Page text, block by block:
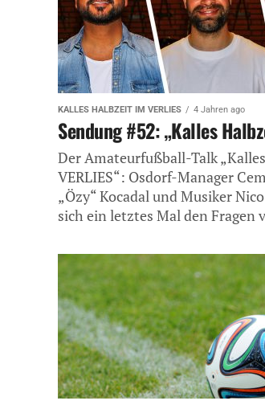
KALLES HALBZEIT IM VERLIES 4 Jahren ago
Sendung #52: „Kalles
Der Amateurfußball-Talk
VERLIES“: Osdorf-Manager
„Özy“ Kocadal und Musiker
sich ein letztes Mal den Fragen